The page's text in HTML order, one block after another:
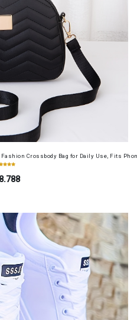
Crossbody Bag for Daily Use, Fits